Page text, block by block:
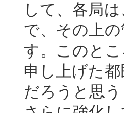
して、各局
で、その上
す。このと
申し上げた
だろうと思